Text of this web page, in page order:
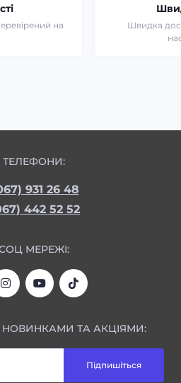
на
Швидка
ТЕЛЕФОНИ:
931 26 48
442 52 52
МЕРЕЖІ:
НОВИНКАМИ ТА АКЦІЯМИ:
Підпишіться